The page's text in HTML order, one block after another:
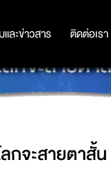
และข่าวสาร ติดต่อเรา
ละข่าวสาร ติดต่อเรา
กจะสายตา
กจะสายตาสั้น